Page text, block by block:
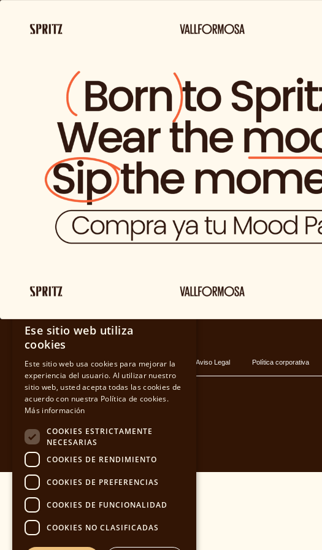
Nosotros
y Marcas
No tienes
BLOG
Política de privacidad Cookies Aviso Legal Política corporativa
ENGLISH
Ese sitio web utiliza
cookies
Este sitio web usa cookies para mejorar la
experiencia del usuario. Al utilizar nuestro
sitio web, usted acepta todas las cookies de
acuerdo con nuestra Política de cookies.
Más información
COOKIES ESTRICTAMENTE
NECESARIAS
COOKIES DE RENDIMIENTO
COOKIES DE PREFERENCIAS
COOKIES DE FUNCIONALIDAD
COOKIES NO CLASIFICADAS